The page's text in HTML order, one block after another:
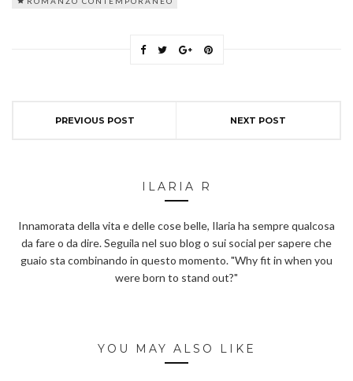
PREVIOUS POST NEXT POST
ILARIA R
Innamorata della vita e delle cose belle, Ilaria ha sempre qualcosa
da fare o da dire. Seguila nel suo blog o sui social per sapere che
guaio sta combinando in questo momento. "Why fit in when you
were born to stand out?"
YOU MAY ALSO LIKE